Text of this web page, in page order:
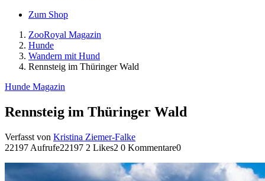
Zum Shop
ZooRoyal Magazin
Hunde
Wandern mit Hund
Rennsteig im Thüringer Wald
Hunde Magazin
Rennsteig im Thüringer Wald
Verfasst von Kristina Ziemer-Falke
22197 Aufrufe22197 2 Likes2 0 Kommentare0